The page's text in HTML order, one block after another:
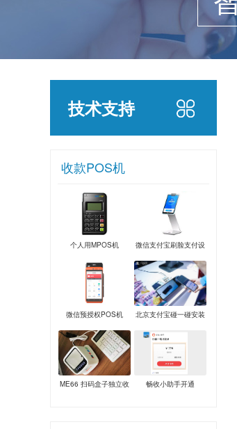
技术支持
收款POS机
个人用MPOS机
微信支付宝刷脸支付设
备
微信预授权POS机 北京支付宝碰一碰安装
ME66 扫码盒子独立收
畅收小助手开通